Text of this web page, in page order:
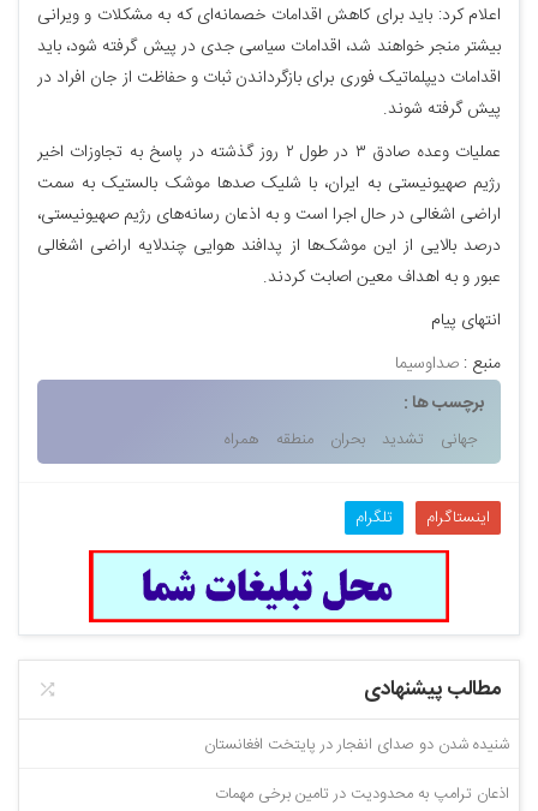
اعلام کرد: باید برای کاهش اقدامات خصمانه‌ای که به مشکلات و ویرانی
بیشتر منجر خواهند شد، اقدامات سیاسی جدی در پیش گرفته شود، باید
اقدامات دیپلماتیک فوری برای بازگرداندن ثبات و حفاظت از جان افراد در
پیش گرفته شوند.
عملیات وعده صادق ۳ در طول ۲ روز گذشته در پاسخ به تجاوزات اخیر
رژیم صهیونیستی به ایران، با شلیک صدها موشک بالستیک به سمت
اراضی اشغالی در حال اجرا است و به اذعان رسانه‌های رژیم صهیونیستی،
درصد بالایی از این موشک‌ها از پدافند هوایی چندلایه اراضی اشغالی
عبور و به اهداف معین اصابت کردند.
انتهای پیام
منبع : صداوسیما
برچسب ها :
جهانی تشدید بحران منطقه همراه
اینستاگرام تلگرام
مطالب پیشنهادی
شنیده شدن دو صدای انفجار در پایتخت افغانستان
اذعان ترامپ به محدودیت در تامین برخی مهمات